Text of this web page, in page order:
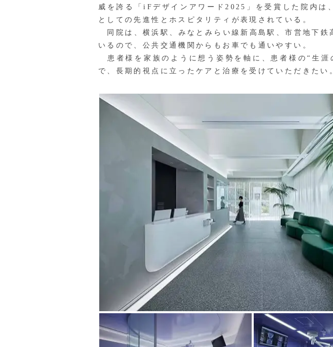
威を誇る「iFデザインアワード2025」を受賞した院内は
としての先進性とホスピタリティが表現されている。
同院は、横浜駅、みなとみらい線新高島駅、市営地下鉄
いるので、公共交通機関からもお車でも通いやすい。
患者様を家族のように想う姿勢を軸に、患者様の“生涯
で、長期的視点に立ったケアと治療を受けていただきたい